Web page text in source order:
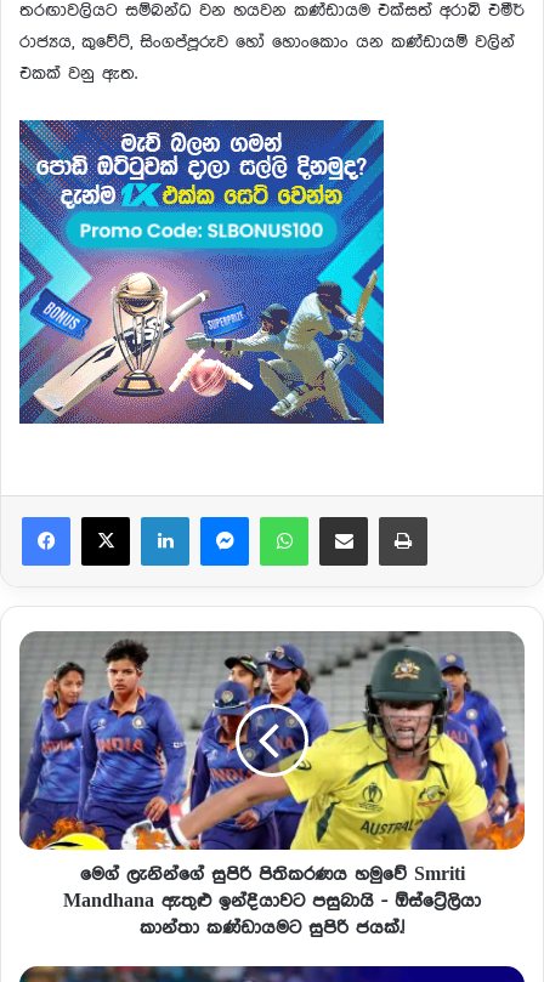
තරඟාවලියට සම්බන්ධ වන හයවන කණ්ඩායම එක්සත් අරාබි එමීර්
රාජ්‍යය, කුවේට්, සිංගප්පූරුව හෝ හොංකොං යන කණ්ඩායම් වලින්
එකක් වනු ඇත.
මෙග් ලැනින්ගේ සුපිරි පිතිකරණය හමුවේ Smriti
Mandhana ඇතුළු ඉන්දියාවට පසුබායි - ඕස්ට්‍රේලියා
කාන්තා කණ්ඩායමට සුපිරි ජයක්.!